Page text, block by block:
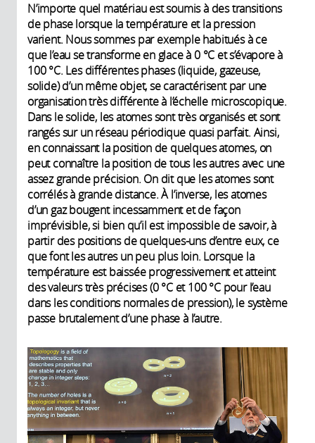
N’importe quel matériau est soumis à des transitions
de phase lorsque la température et la pression
varient. Nous sommes par exemple habitués à ce
que l’eau se transforme en glace à 0 °C et s’évapore à
100 °C. Les différentes phases (liquide, gazeuse,
solide) d’un même objet, se caractérisent par une
organisation très différente à l’échelle microscopique.
Dans le solide, les atomes sont très organisés et sont
rangés sur un réseau périodique quasi parfait. Ainsi,
en connaissant la position de quelques atomes, on
peut connaître la position de tous les autres avec une
assez grande précision. On dit que les atomes sont
corrélés à grande distance. À l’inverse, les atomes
d’un gaz bougent incessamment et de façon
imprévisible, si bien qu’il est impossible de savoir, à
partir des positions de quelques-uns d’entre eux, ce
que font les autres un peu plus loin. Lorsque la
température est baissée progressivement et atteint
des valeurs très précises (0 °C et 100 °C pour l’eau
dans les conditions normales de pression), le système
passe brutalement d’une phase à l’autre.